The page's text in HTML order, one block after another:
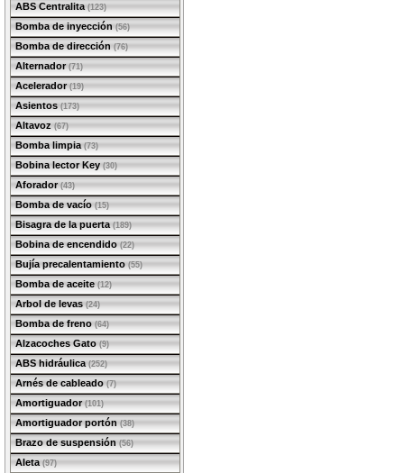
ABS Centralita (123)
Bomba de inyección (56)
Bomba de dirección (76)
Alternador (71)
Acelerador (19)
Asientos (173)
Altavoz (67)
Bomba limpia (73)
Bobina lector Key (30)
Aforador (43)
Bomba de vacío (15)
Bisagra de la puerta (189)
Bobina de encendido (22)
Bujía precalentamiento (55)
Bomba de aceite (12)
Arbol de levas (24)
Bomba de freno (64)
Alzacoches Gato (9)
ABS hidráulica (252)
Arnés de cableado (7)
Amortiguador (101)
Amortiguador portón (38)
Brazo de suspensión (56)
Aleta (97)